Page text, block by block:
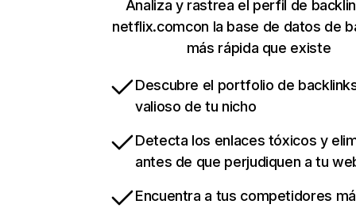
Analiza y rastrea el perfil de
netflix.comcon la base de datos de
más rápida que existe
Descubre el portfolio de
valioso de tu nicho
Detecta los enlaces tóxicos y
antes de que perjudiquen a tu
Encuentra a tus competidores